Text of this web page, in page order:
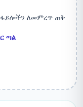
ለመምረጥ ጠቅ
ጣል